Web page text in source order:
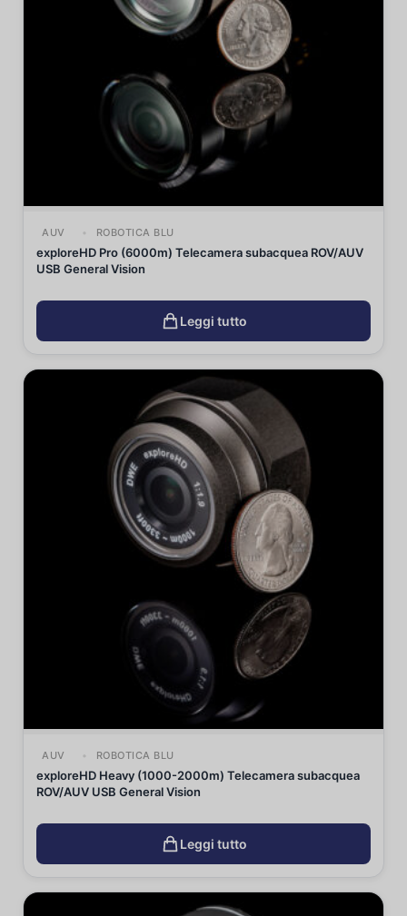
AUV ROBOTICA BLU
exploreHD Pro (6000m) Telecamera subacquea ROV/AUV
USB General Vision
Leggi tutto
AUV ROBOTICA BLU
exploreHD Heavy (1000-2000m) Telecamera subacquea
ROV/AUV USB General Vision
Leggi tutto